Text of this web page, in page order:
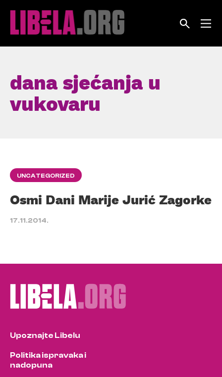
dana sjećanja u
vukovaru
UNCATEGORIZED
Osmi Dani Marije Jurić Zagorke
17.11.2014.
Upoznajte Libelu
Politika ispravaka i
nadopuna